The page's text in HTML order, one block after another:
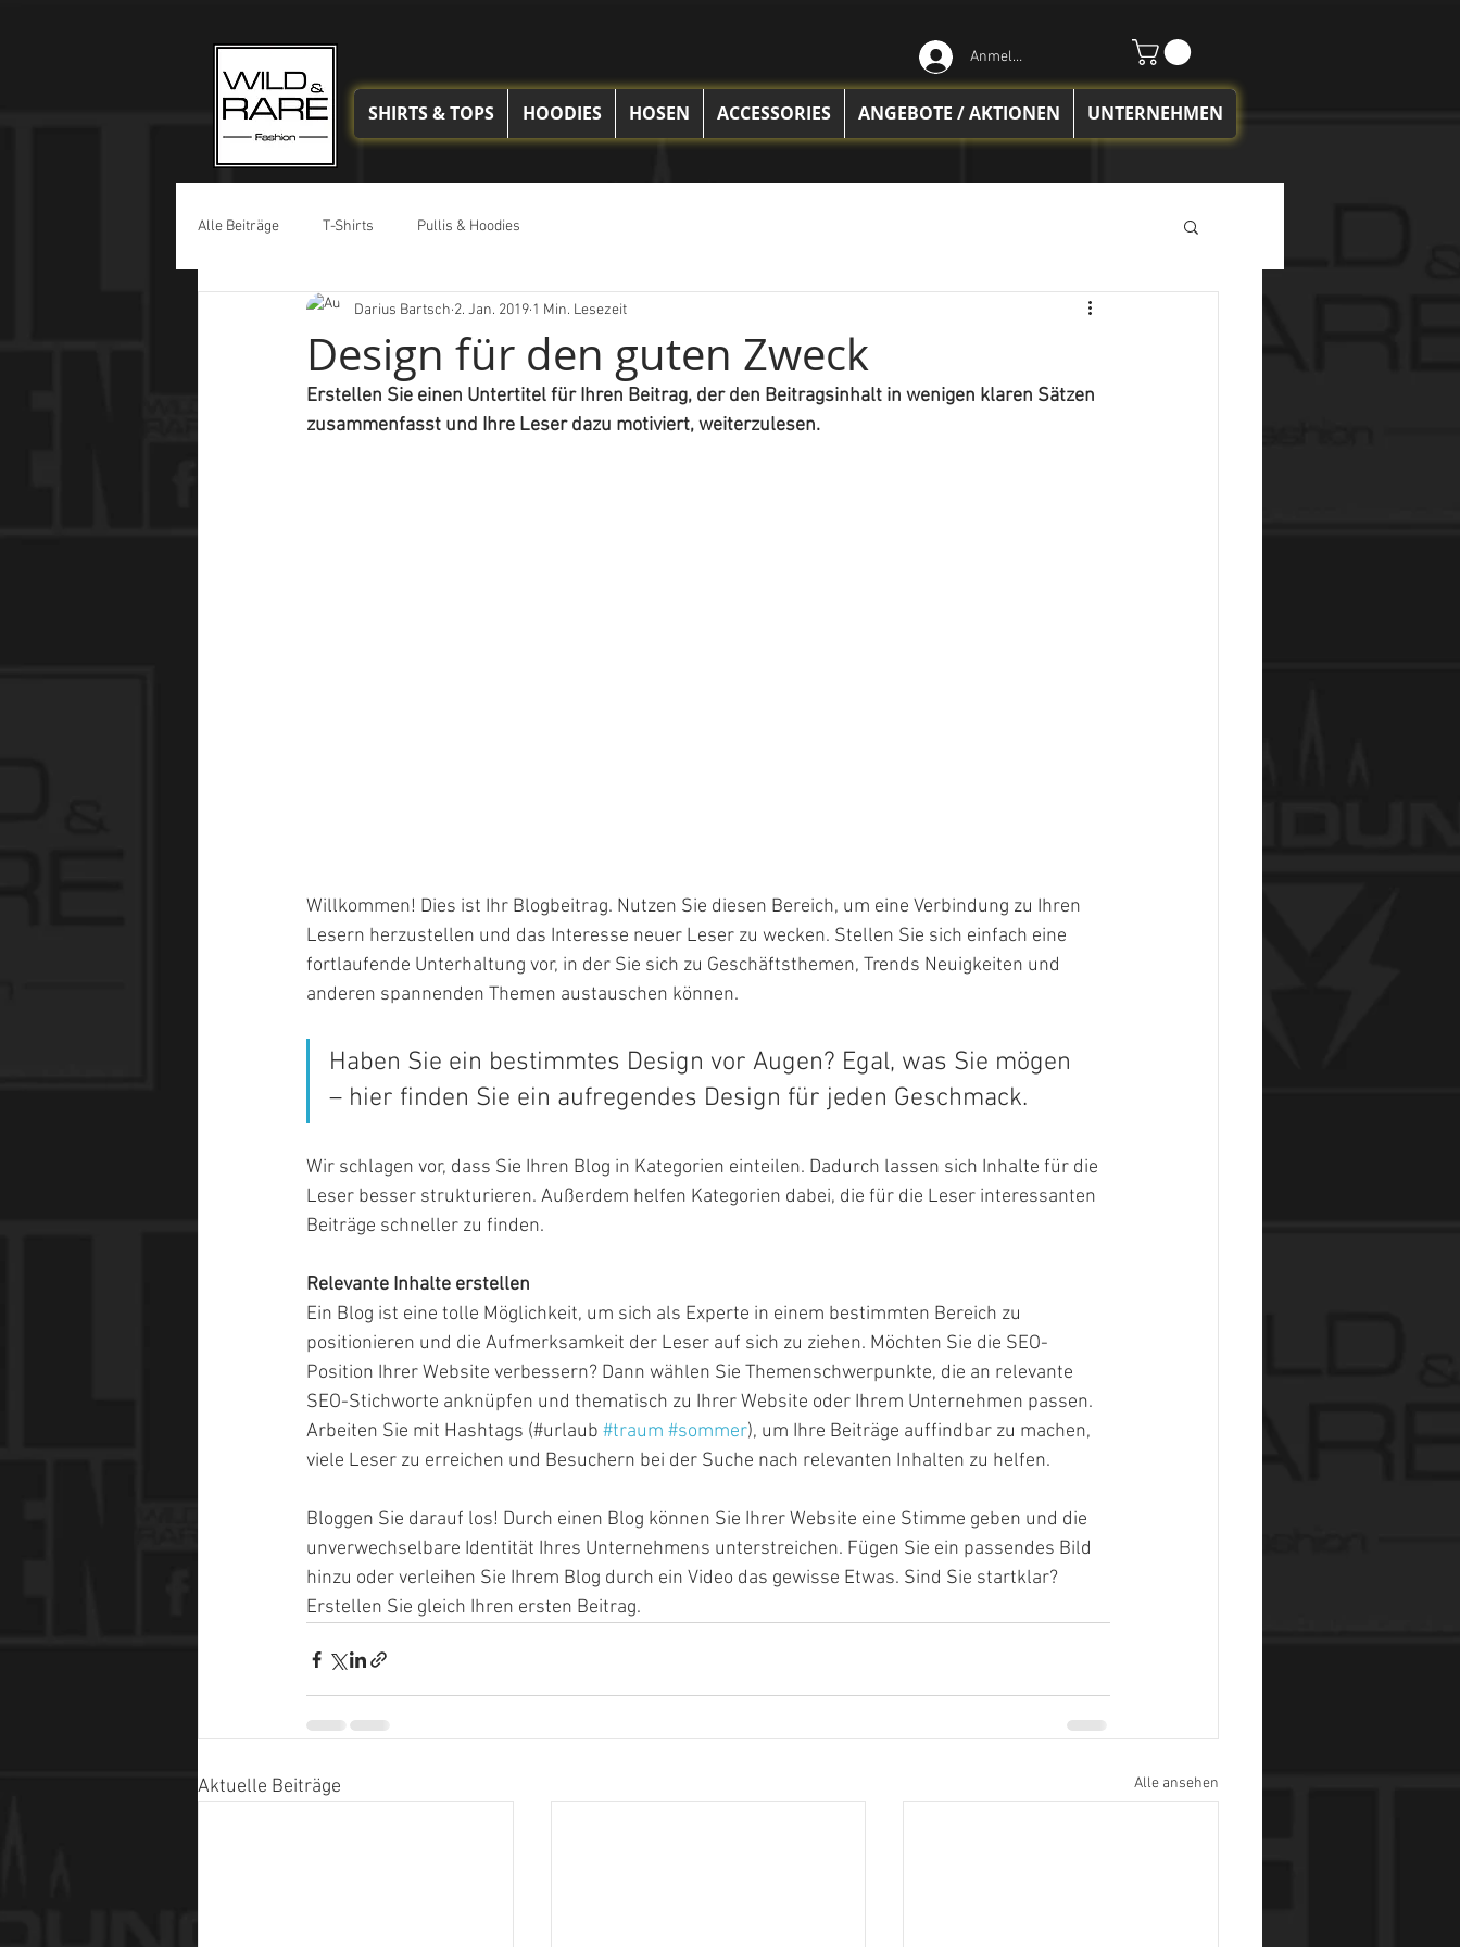
Anmelden
Alle Beiträge T-Shirts Pullis & Hoodies
Design für den guten Zweck
Darius Bartsch 2. Jan. 2019 1 Min. Lesezeit
Erstellen Sie einen Untertitel für Ihren Beitrag, der den Beitragsinhalt in wenigen klaren Sätzen
zusammenfasst und Ihre Leser dazu motiviert, weiterzulesen.
Willkommen! Dies ist Ihr Blogbeitrag. Nutzen Sie diesen Bereich, um eine Verbindung zu Ihren
Lesern herzustellen und das Interesse neuer Leser zu wecken. Stellen Sie sich einfach eine
fortlaufende Unterhaltung vor, in der Sie sich zu Geschäftsthemen, Trends Neuigkeiten und
anderen spannenden Themen austauschen können.
Haben Sie ein bestimmtes Design vor Augen? Egal, was Sie mögen
– hier finden Sie ein aufregendes Design für jeden Geschmack.
Wir schlagen vor, dass Sie Ihren Blog in Kategorien einteilen. Dadurch lassen sich Inhalte für die
Leser besser strukturieren. Außerdem helfen Kategorien dabei, die für die Leser interessanten
Beiträge schneller zu finden.
Relevante Inhalte erstellen
Ein Blog ist eine tolle Möglichkeit, um sich als Experte in einem bestimmten Bereich zu
positionieren und die Aufmerksamkeit der Leser auf sich zu ziehen. Möchten Sie die SEO-
Position Ihrer Website verbessern? Dann wählen Sie Themenschwerpunkte, die an relevante
SEO-Stichworte anknüpfen und thematisch zu Ihrer Website oder Ihrem Unternehmen passen.
Arbeiten Sie mit Hashtags (#urlaub #traum #sommer), um Ihre Beiträge auffindbar zu machen,
viele Leser zu erreichen und Besuchern bei der Suche nach relevanten Inhalten zu helfen.
Bloggen Sie darauf los! Durch einen Blog können Sie Ihrer Website eine Stimme geben und die
unverwechselbare Identität Ihres Unternehmens unterstreichen. Fügen Sie ein passendes Bild
hinzu oder verleihen Sie Ihrem Blog durch ein Video das gewisse Etwas. Sind Sie startklar?
Erstellen Sie gleich Ihren ersten Beitrag.
Aktuelle Beiträge Alle ansehen
SHIRTS & TOPS HOODIES HOSEN ACCESSORIES ANGEBOTE / AKTIONEN UNTERNEHMEN